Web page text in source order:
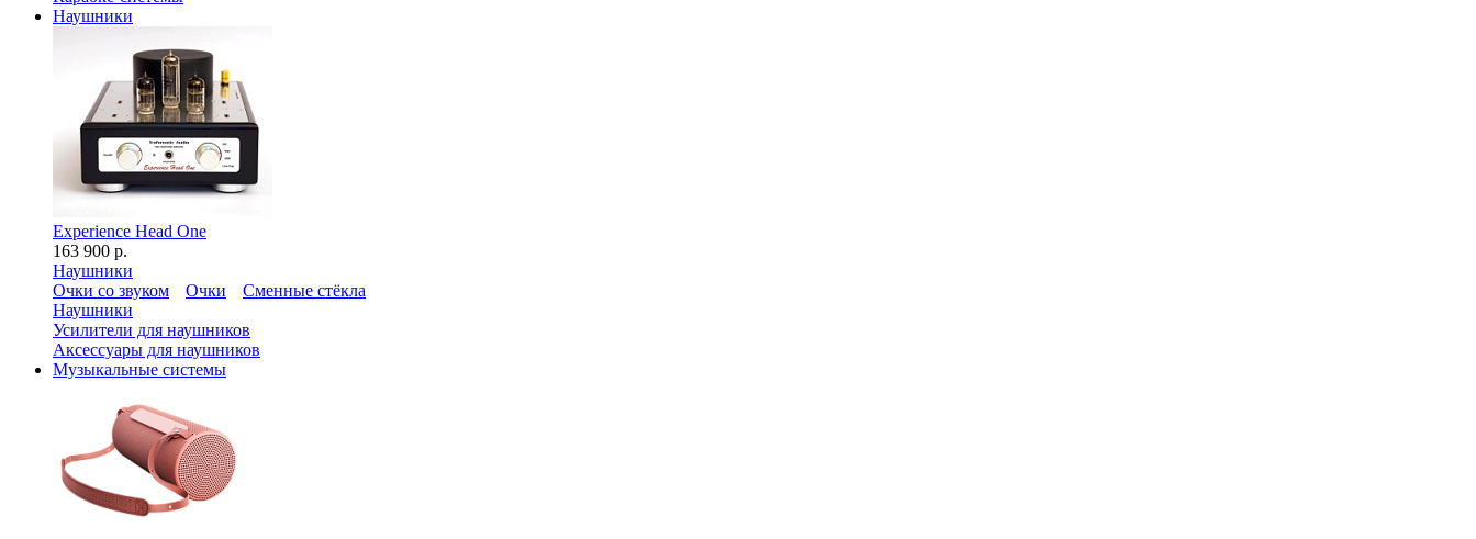
Наушники
Experience Head One
163 900 р.
Наушники
Очки со звуком
Очки
Сменные стёкла
Наушники
Усилители для наушников
Аксессуары для наушников
Музыкальные системы